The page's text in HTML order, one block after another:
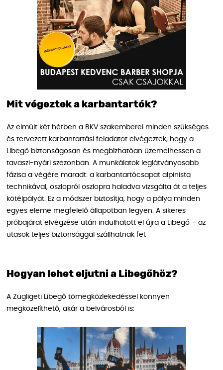
Mit végeztek a karbantartók?
Az elmúlt két hétben a BKV szakemberei minden szükséges
és tervezett karbantartási feladatot elvégeztek, hogy a
Libegő biztonságosan és megbízhatóan üzemelhessen a
tavaszi-nyári szezonban. A munkálatok leglátványosabb
fázisa a végére maradt: a karbantartócsapat alpinista
technikával, oszlopról oszlopra haladva vizsgálta át a teljes
kötélpályát. Ez a módszer biztosítja, hogy a pálya minden
egyes eleme megfelelő állapotban legyen. A sikeres
próbajárat elvégzése után indulhatott el újra a Libegő – az
utasok teljes biztonsággal szállhatnak fel.
Hogyan lehet eljutni a Libegőhöz?
A Zugligeti Libegő tömegközlekedéssel könnyen
megközelíthető, akár a belvárosból is: